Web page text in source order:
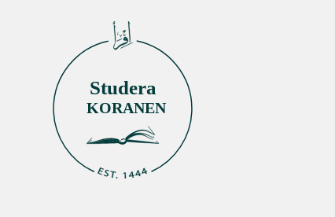
Studera
KORANEN